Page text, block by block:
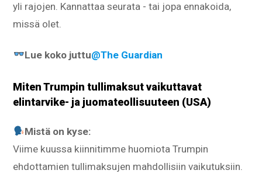
yli rajojen. Kannattaa seurata - tai jopa ennakoida,
missä olet.
Lue koko juttu@The Guardian
Miten Trumpin tullimaksut vaikuttavat
elintarvike- ja juomateollisuuteen (USA)
Mistä on kyse:
Viime kuussa kiinnitimme huomiota Trumpin
ehdottamien tullimaksujen mahdollisiin vaikutuksiin.